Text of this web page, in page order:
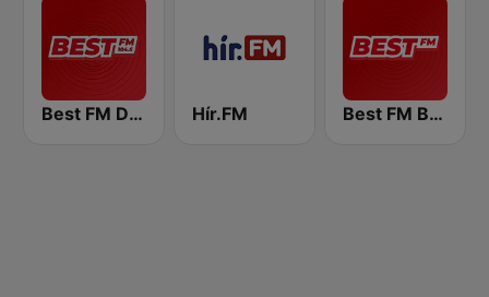
Best FM Debrecen Hír.FM Best FM Budapest